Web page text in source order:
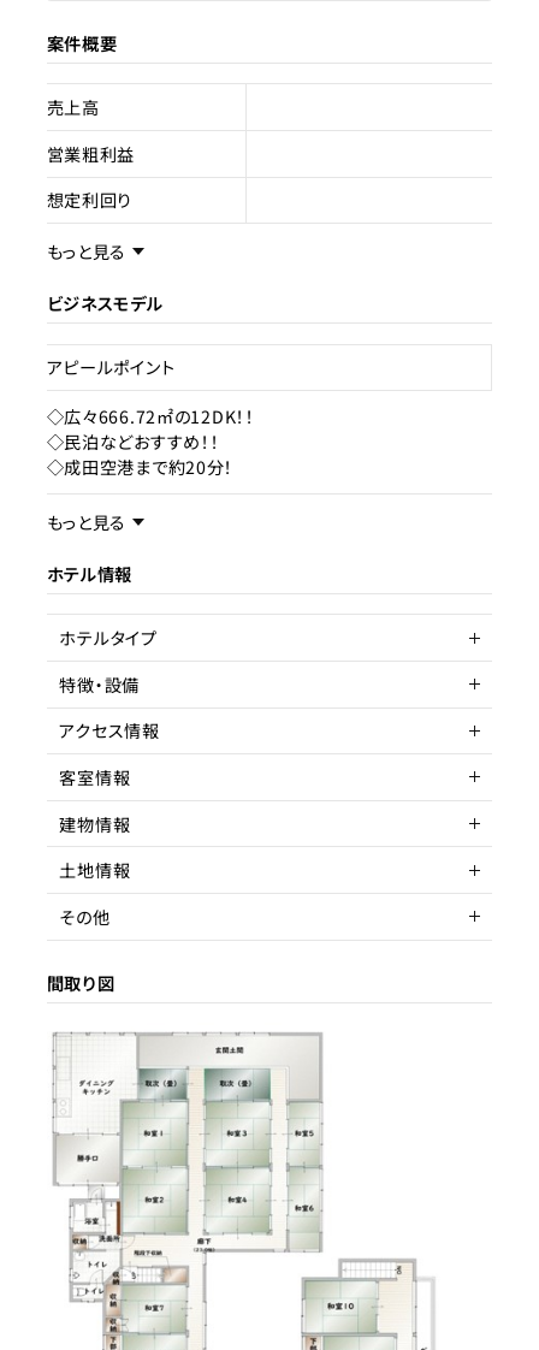
案件概要
売上高
営業粗利益
想定利回り
売却スキーム
権利
売却理由
ライセンス種類
現状
もっと見る
ビジネスモデル
アピールポイント
◇広々666.72㎡の12DK！！
◇民泊などおすすめ！！
◇成田空港まで約20分！
事業内容／事業特徴
ターゲット層
客単価／客室単価
稼働率
もっと見る
ホテル情報
ホテルタイプ
旅館
特徴・設備
アクセス情報
所在地
千葉県⼭武郡芝⼭町⼩池
アクセス
駅までの距離
客室情報
間取り
5DK以上
収容人数
建物情報
建物構造
木造
階数
2
築年数
リノベーション履歴
土地情報
土地権利
所有権
土地面積
都市計画区域
非線引区域
用途地域
近隣商業
駐車場
有
建ぺい率
80%
容積率
200%
接道状況
北6.7m 公道
地目
その他
賃貸借契約形態
契約期間
応相談
賃料
間取り図